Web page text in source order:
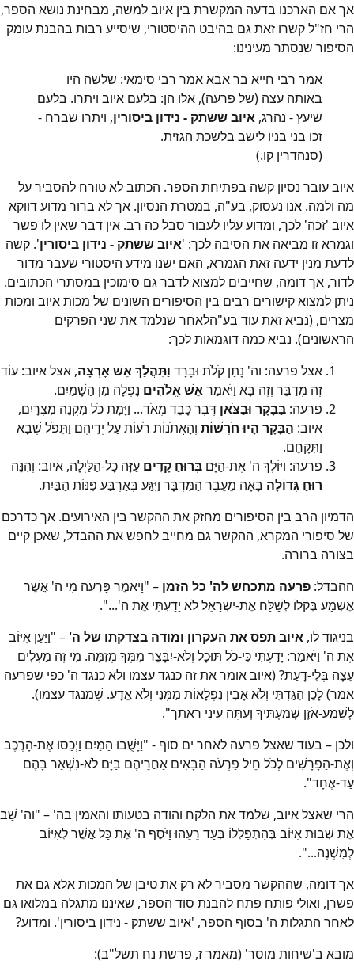
אך אם הארכנו בדעה המקשרת בין איוב למשה, מבחינת נושא הספר,
הרי חז"ל קשרו זאת גם בהיבט ההיסטורי, שיסייע רבות בהבנת עומק
הסיפור שנסתר מעינינו:
אמר רבי חייא בר אבא אמר רבי סימאי: שלשה היו
באותה עצה (של פרעה), אלו הן: בלעם איוב ויתרו. בלעם
שיעץ - נהרג, איוב ששתק - נידון ביסורין, ויתרו שברח -
זכו בני בניו לישב בלשכת הגזית.
(סנהדרין קו.)
איוב עובר נסיון קשה בפתיחת הספר. הכתוב לא טורח להסביר על
מה ולמה. אנו נעסוק, בע"ה, במטרת הנסיון. אך לא ברור מדוע דווקא
איוב 'זכה' לכך, ומדוע עליו לעבור סבל כה רב. אין דבר שאין לו פשר
וגמרא זו מביאה את הסיבה לכך: 'איוב ששתק - נידון ביסורין'. קשה
לדעת מנין ידעה זאת הגמרא, האם ישנו מידע היסטורי שעבר מדור
לדור, אך דומה, שחייבים למצוא לדבר גם סימוכין במסתרי הכתובים.
ניתן למצוא קישורים רבים בין הסיפורים השונים של מכות איוב ומכות
מצרים, (נביא זאת עוד בע"הלאחר שנלמד את שני הפרקים
הראשונים). נביא כמה דוגמאות לכך:
אצל פרעה: וה' נָתַן קֹלֹת וּבָרָד וַתִּהֲלַךְ אֵשׁ אָרְצָה, אצל איוב: עוֹד
זֶה מְדַבֵּר וְזֶה בָּא וַיֹּאמַראֵשׁ אֱלֹהִים נָפְלָה מִן הַשָּׁמַיִם.
פרעה: בַּבָּקָר וּבַצֹּאן דֶּבֶר כָּבֵד מְאֹד... וַיָּמָת כֹּל מִקְנֵה מִצְרָיִם,
איוב: הַבָּקָר הָיוּ חֹרְשׁוֹת וְהָאֲתֹנוֹת רֹעוֹת עַל יְדֵיהֶם וַתִּפֹּל שְׁבָא
וַתִּקָּחֵם.
פרעה: ויּוֹלֶךְ ה' אֶת-הַיָּם בְּרוּחַ קָדִים עַזָּה כָּל-הַלַּיְלָה, איוב: וְהִנֵּה
רוּחַ גְּדוֹלָה בָּאָה מֵעֵבֶר הַמִּדְבָּר וַיִּגַּע בְּאַרְבַּע פִּנּוֹת הַבַּיִת.
הדמיון הרב בין הסיפורים מחזק את ההקשר בין האירועים. אך כדרכם
של סיפורי המקרא, ההקשר גם מחייב לחפש את ההבדל, שאכן קיים
בצורה ברורה.
ההבדל: פרעה מתכחש לה' כל הזמן – "וַיֹּאמֶר פַּרְעֹה מִי ה' אֲשֶׁר
אֶשְׁמַע בְּקֹלוֹ לְשַׁלַּח אֶת-יִשְׂרָאֵל לֹא יָדַעְתִּי אֶת ה'...".
בניגוד לו, איוב תפס את העקרון ומודה בצדקתו של ה' – "וַיַּעַן אִיּוֹב
אֶת ה' וַיֹּאמַר: יָדַעְתִּי כִּי-כֹל תּוּכָל וְלֹא-יִבָּצֵר מִמְּךָ מְזִמָּה. מִי זֶה מַעְלִים
עֵצָה בְּלִי-דָעַת? (איוב אומר את זה כנגד עצמו ולא כנגד ה' כפי שפרעה
אמר) לָכֵן הִגַּדְתִּי וְלֹא אָבִין נִפְלָאוֹת מִמֶּנִּי וְלֹא אֵדָע. שְׁמנגד עצמו).
לְשֵׁמַע-אֹזֶן שְׁמַעְתִּיךָ וְעַתָּה עֵינִי ראתך".
ולכן – בעוד שאצל פרעה לאחר ים סוף - "וַיָּשֻׁבוּ הַמַּיִם וַיְכַסּוּ אֶת-הָרֶכֶב
וְאֶת-הַפָּרָשִׁים לְכֹל חֵיל פַּרְעֹה הַבָּאִים אַחֲרֵיהֶם בַּיָּם לֹא-נִשְׁאַר בָּהֶם
עַד-אֶחָד".
הרי שאצל איוב, שלמד את הלקח והודה בטעותו והאמין בה' – "וה' שָׁב
אֶת שְׁבוּת אִיּוֹב בְּהִתְפַּלְלוֹ בְּעַד רֵעֵהוּ וַיֹּסֶף ה' אֶת כָּל אֲשֶׁר לְאִיּוֹב
לְמִשְׁנֶה...".
אך דומה, שההקשר מסביר לא רק את טיבן של המכות אלא גם את
פשרן, ואולי פותח פתח להבנת סוד הספר, שאיננו מתגלה במלואו גם
לאחר התגלות ה' בסוף הספר, 'איוב ששתק - נידון ביסורין'. ומדוע?
מובא ב'שיחות מוסר' (מאמר ז, פרשת נח תשל"ב):